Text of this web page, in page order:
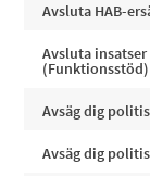
Avsluta HAB-
Avsluta
(Funktionsstöd)
Avsäg dig
Avsäg dig